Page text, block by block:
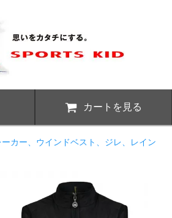
カートを見る
カー、ウインドベスト、ジレ、レイン